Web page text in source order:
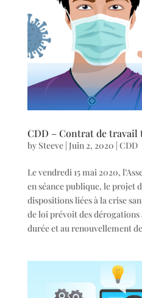
CDD – Contrat de travail
by Steeve| Juin 2, 2020 | CDD
Le vendredi 15 mai 2020,
en séance publique, le projet
dispositions liées à la crise
de loi prévoit des dérogations
durée et au renouvellement